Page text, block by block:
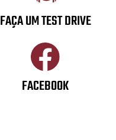
FAÇA UM TEST DRIVE
FACEBOOK